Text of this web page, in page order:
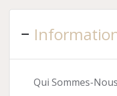
Qui Sommes-